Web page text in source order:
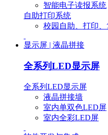
智能电子读报系统
自助打印系统
校园自助、打印
显示屏 | 液晶拼接
全系列LED显示屏
全系列LED显示屏
液晶拼接墙
室内单双色LED屏
室内全彩LED屏